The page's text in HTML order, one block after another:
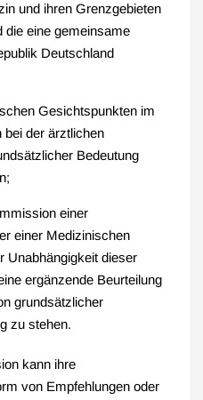
und ihren Grenzgebieten
die eine gemeinsame
Deutschland
Gesichtspunkten im
bei der ärztlichen
Bedeutung
einer
einer Medizinischen
Unabhängigkeit dieser
ergänzende Beurteilung
grundsätzlicher
zu stehen.
kann ihre
von Empfehlungen oder